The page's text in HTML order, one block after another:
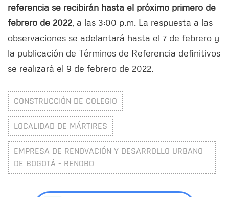
referencia se recibirán hasta el próximo primero de
febrero de 2022 , a las 3:00 p.m. La respuesta a las
observaciones se adelantará hasta el 7 de febrero y
la publicación de Términos de Referencia definitivos
se realizará el 9 de febrero de 2022.
CONSTRUCCIÓN DE COLEGIO
LOCALIDAD DE MÁRTIRES
EMPRESA DE RENOVACIÓN Y DESARROLLO URBANO
DE BOGOTÁ - RENOBO